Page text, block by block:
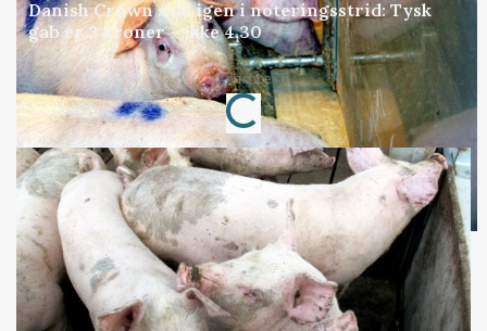
Danish Crown slår igen i noteringsstrid: Tysk
gab er 3 kroner – ikke 4,30
Annonce
Loading...